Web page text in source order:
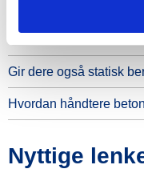
Gir dere også statisk
Hvordan håndtere
Nyttige